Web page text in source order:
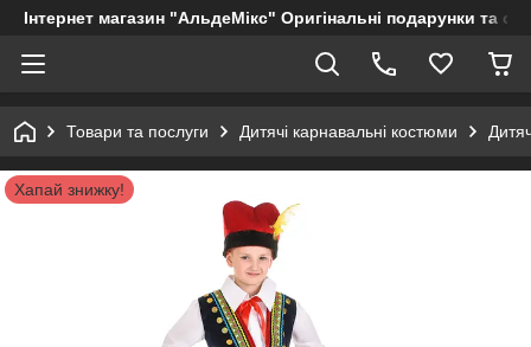
Інтернет магазин "АльдеМікс" Оригінальні подарунки та
Товари та послуги Дитячі карнавальні костюми
Хапай знижку!